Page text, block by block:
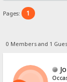
Pages: 1
0 Members and 1